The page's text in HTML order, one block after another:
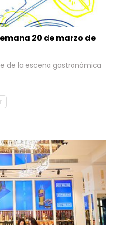
20 de marzo de
de la escena gastronómica